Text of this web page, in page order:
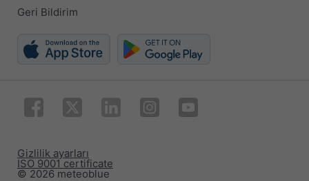
Geri Bildirim
© 2026 meteoblue
ISO 9001 certificate
Gizlilik ayarları